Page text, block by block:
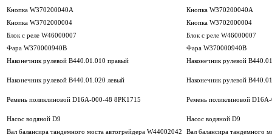
Кнопка W370200040A
Кнопка W370200040A
Кнопка W3702000004
Кнопка W3702000004
Блок с реле W46000007
Блок с реле W46000007
Фара W370000940B
Фара W370000940B
Наконечник рулевой В440.01.010 правый
Наконечник рулевой
Наконечник рулевой В440.01.020 левый Наконечник рулевой
Ремень поликлиновой D16A-000-48 8PK1715 Ремень поликлиновой
Насос водяной D9
Насос водяной D9
Вал балансира тандемного моста автогрейдера W44002042
Вал балансира тандемного